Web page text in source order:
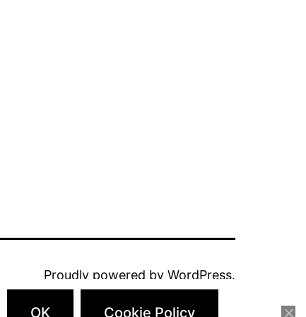
Proudly powered by WordPress.
OK Cookie Policy